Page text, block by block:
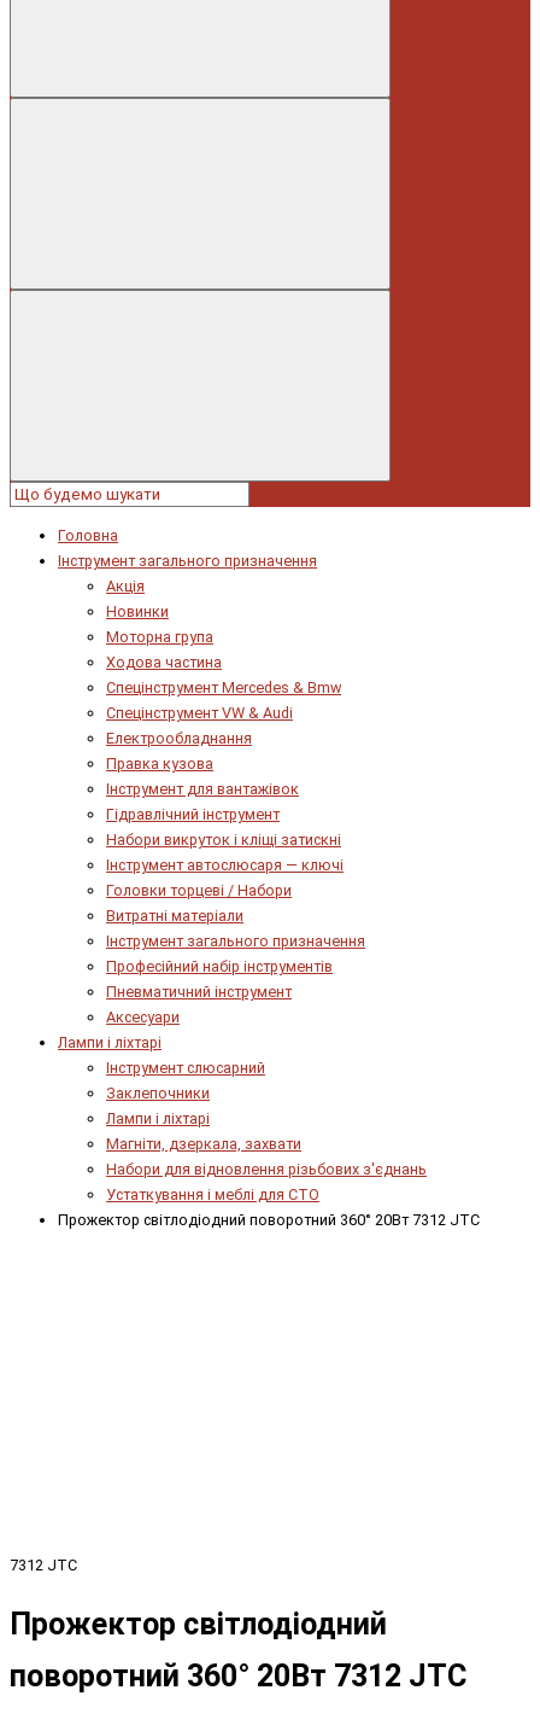
Головна
Інструмент загального призначення
Акція
Новинки
Моторна група
Ходова частина
Спецінструмент Mercedes & Bmw
Спецінструмент VW & Audi
Електрообладнання
Правка кузова
Інструмент для вантажівок
Гідравлічний інструмент
Набори викруток і кліщі затискні
Інструмент автослюсаря — ключі
Головки торцеві / Набори
Витратні матеріали
Інструмент загального призначення
Професійний набір інструментів
Пневматичний інструмент
Аксесуари
Лампи і ліхтарі
Інструмент слюсарний
Заклепочники
Лампи і ліхтарі
Магніти, дзеркала, захвати
Набори для відновлення різьбових з'єднань
Устаткування і меблі для СТО
Прожектор світлодіодний поворотний 360° 20Вт 7312 JTC
7312 JTC
Прожектор світлодіодний
поворотний 360° 20Вт 7312 JTC